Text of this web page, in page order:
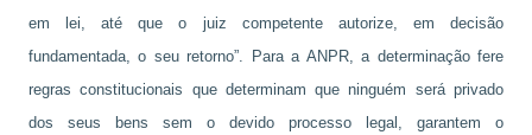
em lei, até que o juiz competente autorize, em decisão
fundamentada, o seu retorno”. Para a ANPR, a determinação fere
regras constitucionais que determinam que ninguém será privado
dos seus bens sem o devido processo legal, garantem o